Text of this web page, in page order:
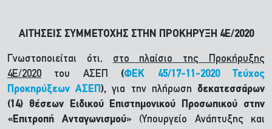
ΑΙΤΗΣΕΙΣ ΣΥΜΜΕΤΟΧΗΣ ΣΤΗΝ ΠΡΟΚΗΡΥΞΗ 4Ε/2020
Γνωστοποιείται ότι, στο πλαίσιο της Προκήρυξης
4Ε/2020 του ΑΣΕΠ (ΦΕΚ 45/17-11-2020 Τεύχος
Προκηρύξεων ΑΣΕΠ ), για την πλήρωση δεκατεσσάρων
(14) θέσεων Ειδικού Επιστημονικού Προσωπικού στην
«Επιτροπή Ανταγωνισμού» (Υπουργείο Ανάπτυξης και